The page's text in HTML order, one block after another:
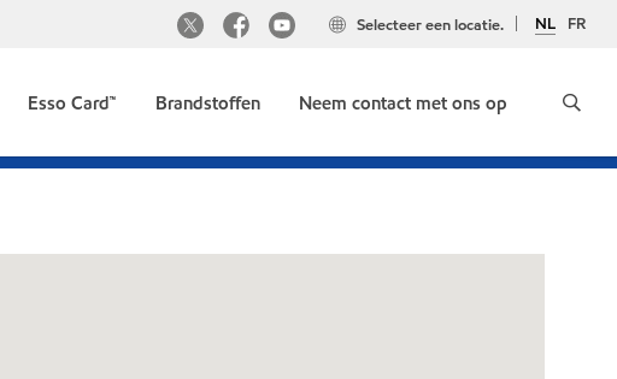
NL FR
Selecteer een locatie.
Esso Card™ Brandstoffen Neem contact met ons op